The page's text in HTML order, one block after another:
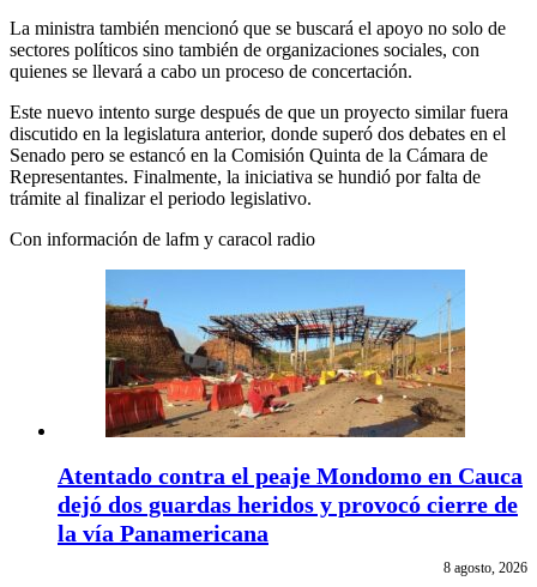
La ministra también mencionó que se buscará el apoyo no solo de
sectores políticos sino también de organizaciones sociales, con
quienes se llevará a cabo un proceso de concertación.
Este nuevo intento surge después de que un proyecto similar fuera
discutido en la legislatura anterior, donde superó dos debates en el
Senado pero se estancó en la Comisión Quinta de la Cámara de
Representantes. Finalmente, la iniciativa se hundió por falta de
trámite al finalizar el periodo legislativo.
Con información de lafm y caracol radio
Atentado contra el peaje Mondomo en Cauca
dejó dos guardas heridos y provocó cierre de
la vía Panamericana
8 agosto, 2026